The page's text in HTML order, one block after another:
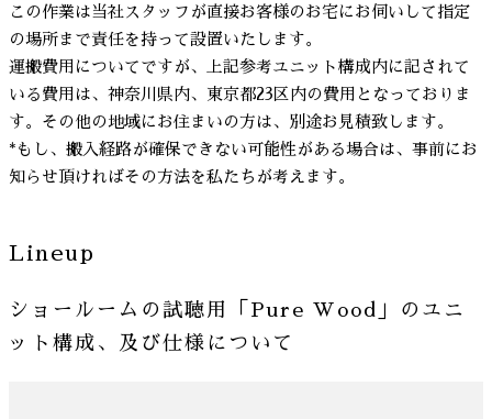
この作業は当社スタッフが直接お客様のお宅にお伺いして指定
の場所まで責任を持って設置いたします。
運搬費用についてですが、上記参考ユニット構成内に記されて
いる費用は、神奈川県内、東京都23区内の費用となっておりま
す。その他の地域にお住まいの方は、別途お見積致します。
*もし、搬入経路が確保できない可能性がある場合は、事前にお
知らせ頂ければその方法を私たちが考えます。
Lineup
ショールームの試聴用「Pure Wood」のユニ
ット構成、及び仕様について